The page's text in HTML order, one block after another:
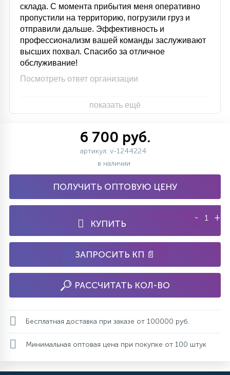
склада. С момента прибытия меня оперативно
пропустили на территорию, погрузили груз и
отправили дальше. Эффективность и
профессионализм вашей команды заслуживают
высших похвал. Спасибо за отличное
обслуживание!
Посмотреть ответ организации
показать ещё
6 700 руб.
артикул: v-1244224
в наличии
ПОЛУЧИТЬ ОПТОВУЮ ЦЕНУ
КУПИТЬ
- +
ЗАПРОСИТЬ КП 📄
РАССЧИТАТЬ КОЛ-ВО
Бесплатная доставка при заказе от 100000 руб.
Минимальная оптовая цена при покупке от 100 штук